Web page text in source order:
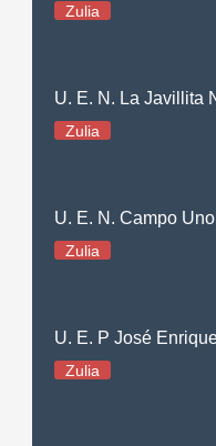
Zulia
U. E. N. La Javillita
Zulia
U. E. N. Campo Uno
Zulia
U. E. P José
Zulia